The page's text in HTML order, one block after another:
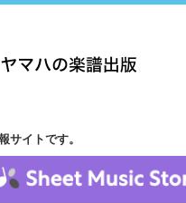
サイトです。